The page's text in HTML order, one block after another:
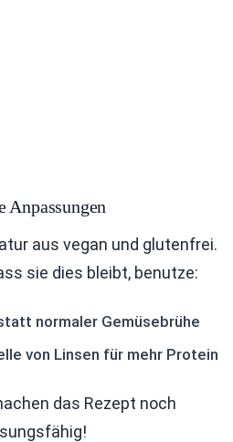
Anpassungen
aus vegan und glutenfrei.
sie dies bleibt, benutze:
normaler Gemüsebrühe
von Linsen für mehr Protein
das Rezept noch